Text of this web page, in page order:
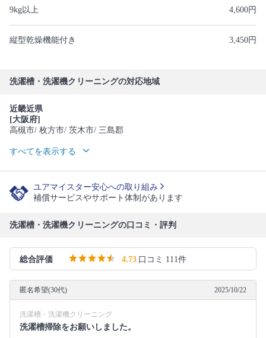
9kg以上 4,600円
縦型乾燥機能付き 3,450円
洗濯槽・洗濯機クリーニングの対応地域
近畿近県
[大阪府]
高槻市/ 枚方市/ 茨木市/ 三島郡
すべてを表示する
ユアマイスター安心への取り組み
補償サービスやサポート体制があります
洗濯槽・洗濯機クリーニングの口コミ・評判
総合評価 4.73 口コミ 111件
匿名希望(30代) 2025/10/22
洗濯槽・洗濯機クリーニング
洗濯槽掃除をお願いしました。